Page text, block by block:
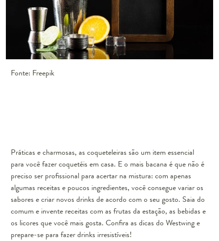
Fonte: Freepik
Práticas e charmosas, as coqueteleiras são um item essencial
para você fazer coquetéis em casa. E o mais bacana é que não é
preciso ser profissional para acertar na mistura: com apenas
algumas receitas e poucos ingredientes, você consegue variar os
sabores e criar novos drinks de acordo com o seu gosto. Saia do
comum e invente receitas com as frutas da estação, as bebidas e
os licores que você mais gosta. Confira as dicas do Westwing e
prepare-se para fazer drinks irresistíveis!